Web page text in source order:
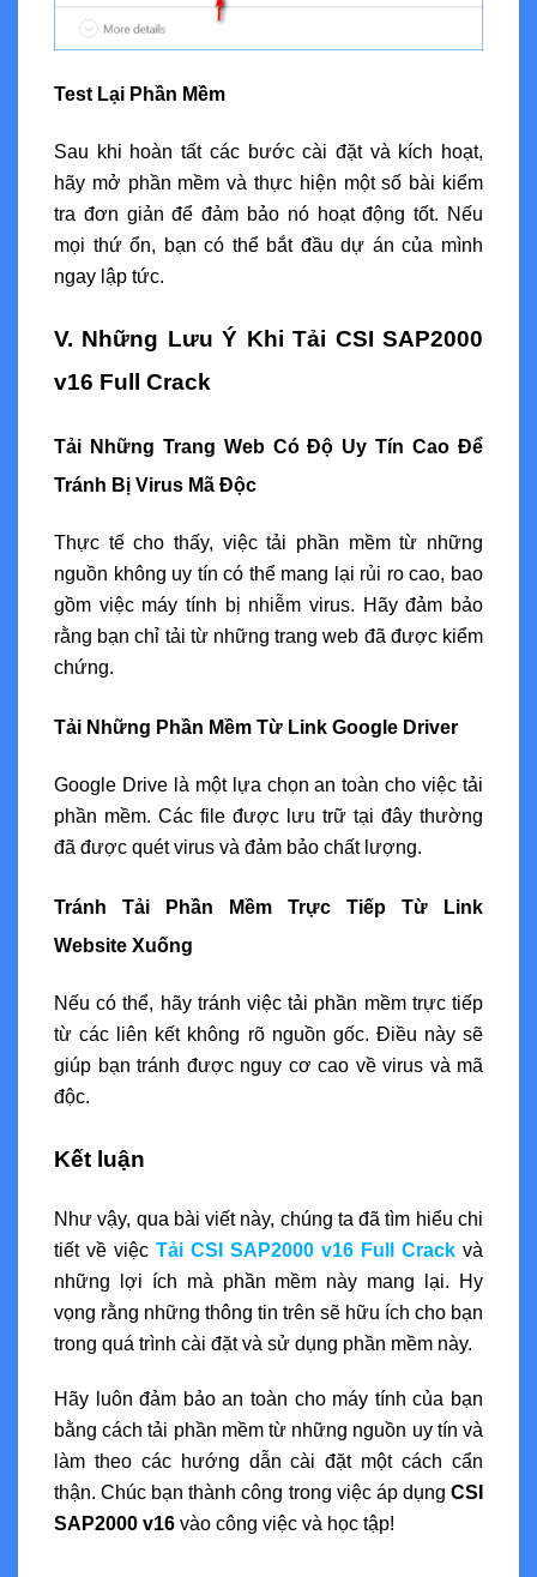
Test Lại Phần Mềm
Sau khi hoàn tất các bước cài đặt và kích hoạt,
hãy mở phần mềm và thực hiện một số bài kiểm
tra đơn giản để đảm bảo nó hoạt động tốt. Nếu
mọi thứ ổn, bạn có thể bắt đầu dự án của mình
ngay lập tức.
V. Những Lưu Ý Khi Tải CSI SAP2000
v16 Full Crack
Tải Những Trang Web Có Độ Uy Tín Cao Để
Tránh Bị Virus Mã Độc
Thực tế cho thấy, việc tải phần mềm từ những
nguồn không uy tín có thể mang lại rủi ro cao, bao
gồm việc máy tính bị nhiễm virus. Hãy đảm bảo
rằng bạn chỉ tải từ những trang web đã được kiểm
chứng.
Tải Những Phần Mềm Từ Link Google Driver
Google Drive là một lựa chọn an toàn cho việc tải
phần mềm. Các file được lưu trữ tại đây thường
đã được quét virus và đảm bảo chất lượng.
Tránh Tải Phần Mềm Trực Tiếp Từ Link
Website Xuống
Nếu có thể, hãy tránh việc tải phần mềm trực tiếp
từ các liên kết không rõ nguồn gốc. Điều này sẽ
giúp bạn tránh được nguy cơ cao về virus và mã
độc.
Kết luận
Như vậy, qua bài viết này, chúng ta đã tìm hiểu chi
tiết về việc Tải CSI SAP2000 v16 Full Crack và
những lợi ích mà phần mềm này mang lại. Hy
vọng rằng những thông tin trên sẽ hữu ích cho bạn
trong quá trình cài đặt và sử dụng phần mềm này.
Hãy luôn đảm bảo an toàn cho máy tính của bạn
bằng cách tải phần mềm từ những nguồn uy tín và
làm theo các hướng dẫn cài đặt một cách cẩn
thận. Chúc bạn thành công trong việc áp dụng CSI
SAP2000 v16 vào công việc và học tập!